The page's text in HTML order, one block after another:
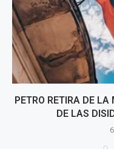
PETRO RETIRA DE
DE LAS